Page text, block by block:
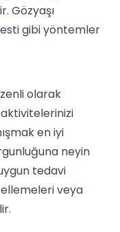
Gözyaşı
gibi yöntemler
olarak
aktivitelerinizi
en iyi
neyin
tedavi
veya